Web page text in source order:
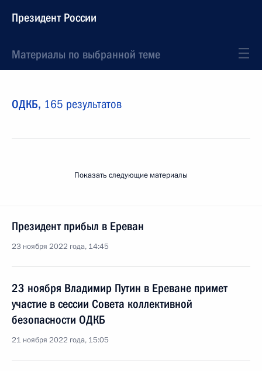
Президент России
Материалы по выбранной теме
ОДКБ, 165 результатов
Показать следующие материалы
Президент прибыл в Ереван
23 ноября 2022 года, 14:45
23 ноября Владимир Путин в Ереване примет
участие в сессии Совета коллективной
безопасности ОДКБ
21 ноября 2022 года, 15:05